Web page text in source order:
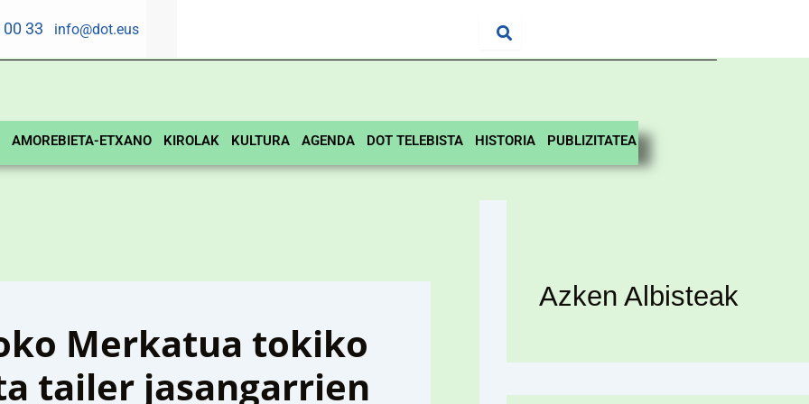
00 33 info@dot.eus
AMOREBIETA-ETXANO KIROLAK KULTURA AGENDA DOT TELEBISTA HISTORIA PUBLIZITATEA
Merkatua tokiko
tailer jasangarrien
Azken Albisteak